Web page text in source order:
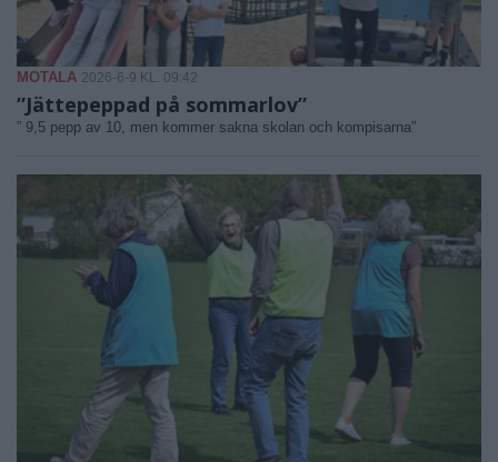
MOTALA 2026-6-9 KL. 09:42
”Jättepeppad på sommarlov”
” 9,5 pepp av 10, men kommer sakna skolan och kompisarna”